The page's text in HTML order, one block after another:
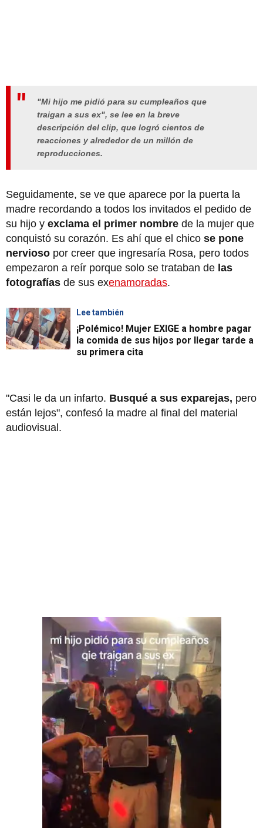
"Mi hijo me pidió para su cumpleaños que
traigan a sus ex", se lee en la breve
descripción del clip, que logró cientos de
reacciones y alrededor de un millón de
reproducciones.
Seguidamente, se ve que aparece por la puerta la
madre recordando a todos los invitados el pedido de
su hijo y exclama el primer nombre de la mujer que
conquistó su corazón. Es ahí que el chico se pone
nervioso por creer que ingresaría Rosa, pero todos
empezaron a reír porque solo se trataban de las
fotografías de sus exenamoradas.
Lee también
¡Polémico! Mujer EXIGE a hombre pagar
la comida de sus hijos por llegar tarde a
su primera cita
"Casi le da un infarto. Busqué a sus exparejas, pero
están lejos", confesó la madre al final del material
audiovisual.